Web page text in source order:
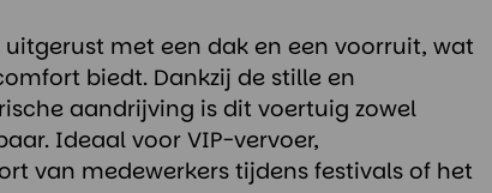
met een dak en een voorruit, wat
biedt. Dankzij de stille en
aandrijving is dit voertuig zowel
Ideaal voor VIP-vervoer,
van medewerkers tijdens festivals of het